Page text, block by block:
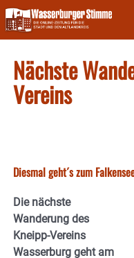
Skip
to
content
Nächste
Vereins
Diesmal geht´s zum
Die nächste
Wanderung des
Kneipp-Vereins
Wasserburg geht am